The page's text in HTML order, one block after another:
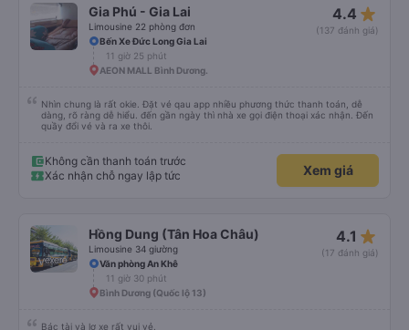
Gia Phú - Gia Lai
Limousine 22 phòng đơn
4.4 star_rate
(137 đánh giá)
Bến Xe Đức Long Gia Lai
11 giờ 25 phút
AEON MALL Bình Dương.
Nhìn chung là rất okie. Đặt vé qau app nhiều phương thức thanh toán, dễ
dàng, rõ ràng dễ hiểu. đến gần ngày thì nhà xe gọi điện thoại xác nhận. Đến
quầy đổi vé và ra xe thôi.
Không cần thanh toán trước
Xác nhận chỗ ngay lập tức
Xem giá
Hồng Dung (Tân Hoa Châu)
Limousine 34 giường
4.1 star_rate
(17 đánh giá)
Văn phòng An Khê
11 giờ 30 phút
Bình Dương (Quốc lộ 13)
Bác tài và lơ xe rất vui vẻ.